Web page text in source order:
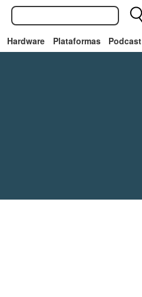
Hardware Plataformas Podcast